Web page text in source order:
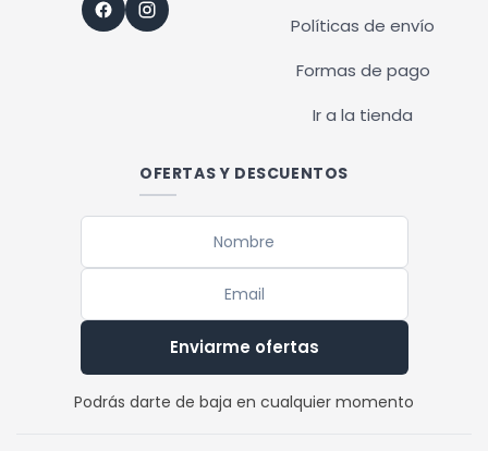
Políticas de envío
Formas de pago
Ir a la tienda
OFERTAS Y DESCUENTOS
Enviarme ofertas
Podrás darte de baja en cualquier momento